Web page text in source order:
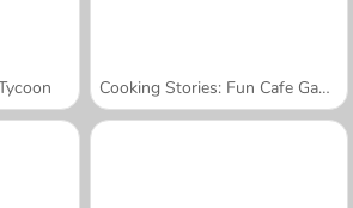
Cooking Stories: Fun Cafe Game